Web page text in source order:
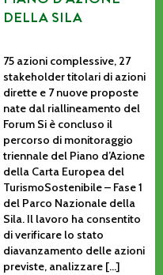
DELLA SILA
75 azioni complessive, 27
stakeholder titolari di azioni
dirette e 7 nuove proposte
nate dal riallineamento del
Forum Si è concluso il
percorso di monitoraggio
triennale del Piano d’Azione
della Carta Europea del
TurismoSostenibile – Fase 1
del Parco Nazionale della
Sila. Il lavoro ha consentito
di verificare lo stato
diavanzamento delle azioni
previste, analizzare […]